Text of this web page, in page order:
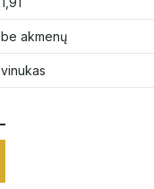
be akmenų
vinukas